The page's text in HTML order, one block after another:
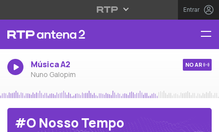
Entrar
Música A2
Nuno Galopim
NO AR
#O Nosso Tempo